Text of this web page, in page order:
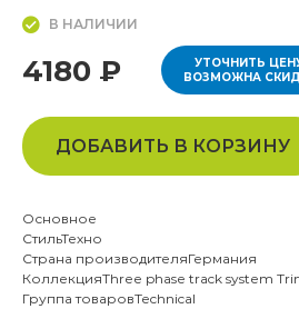
В НАЛИЧИИ
4180 ₽
УТОЧНИТЬ
ВОЗМОЖНА
ДОБАВИТЬ В КОРЗИНУ
Основное
СтильТехно
Страна производителяГермания
КоллекцияThree phase track system
Группа товаровTechnical